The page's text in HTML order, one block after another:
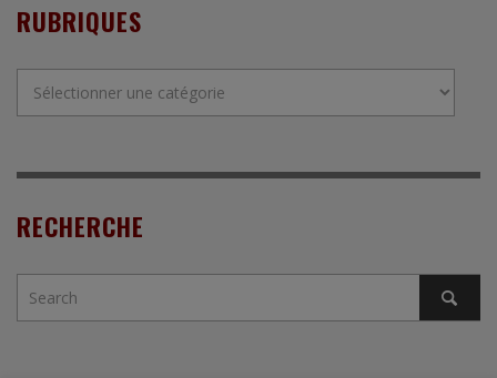
RUBRIQUES
RECHERCHE